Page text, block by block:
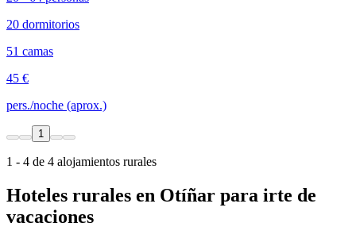
20 dormitorios
51 camas
45 €
pers./noche (aprox.)
1
1 - 4 de 4 alojamientos rurales
Hoteles rurales en Otíñar para irte de
vacaciones